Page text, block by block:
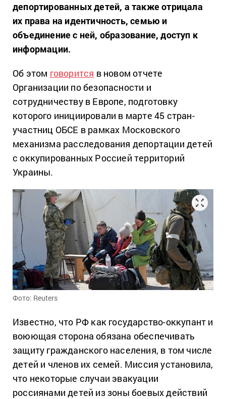
депортированных детей, а также отрицала
их права на идентичность, семью и
объединение с ней, образование, доступ к
информации.
Об этом говорится в новом отчете
Организации по безопасности и
сотрудничеству в Европе, подготовку
которого инициировали в марте 45 стран-
участниц ОБСЕ в рамках Московского
механизма расследования депортации детей
с оккупированных Россией территорий
Украины.
Фото: Reuters
Известно, что РФ как государство-оккупант и
воюющая сторона обязана обеспечивать
защиту гражданского населения, в том числе
детей и членов их семей. Миссия установила,
что некоторые случаи эвакуации
россиянами детей из зоны боевых действий